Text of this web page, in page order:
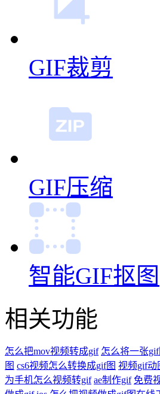
GIF缩放
GIF裁剪
GIF压缩